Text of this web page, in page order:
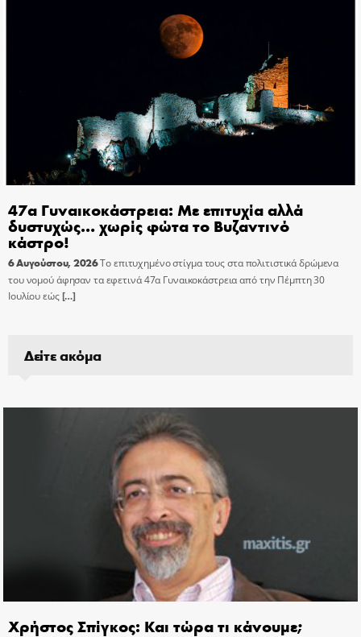
47α Γυναικοκάστρεια: Με επιτυχία αλλά
δυστυχώς… χωρίς φώτα το Βυζαντινό
κάστρο!
6 Αυγούστου, 2026Το επιτυχημένο στίγμα τους στα πολιτιστικά δρώμενα
του νομού άφησαν τα εφετινά 47α Γυναικοκάστρεια από την Πέμπτη 30
Ιουλίου εώς[…]
Δείτε ακόμα
Χρήστος Σπίγκος: Και τώρα τι κάνουμε;